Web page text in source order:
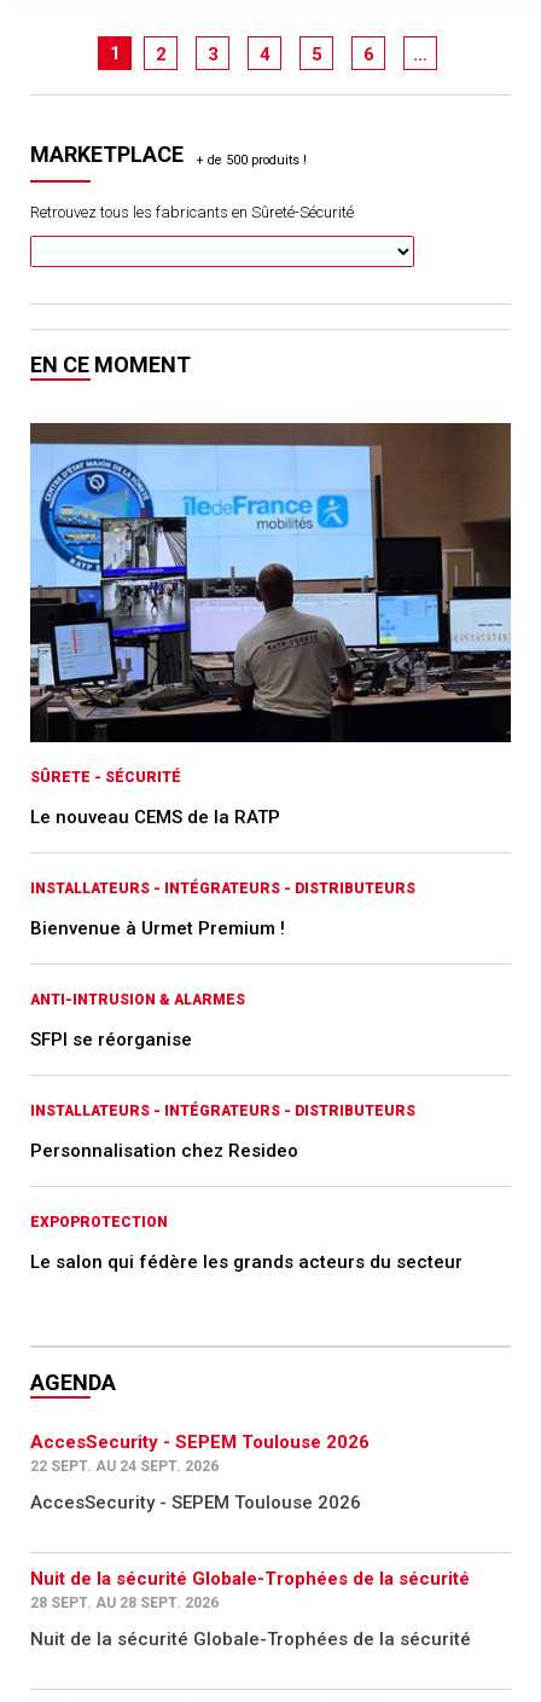
1 2 3 4 5 6 …
MARKETPLACE
Retrouvez tous les fabricants en Sûreté-Sécurité
EN CE MOMENT
SÛRETE - SÉCURITÉ
Le nouveau CEMS de la RATP
INSTALLATEURS - INTÉGRATEURS - DISTRIBUTEURS
Bienvenue à Urmet Premium !
ANTI-INTRUSION & ALARMES
SFPI se réorganise
INSTALLATEURS - INTÉGRATEURS - DISTRIBUTEURS
Personnalisation chez Resideo
EXPOPROTECTION
Le salon qui fédère les grands acteurs du secteur
AGENDA
AccesSecurity - SEPEM Toulouse 2026
22 SEPT. AU 24 SEPT. 2026
AccesSecurity - SEPEM Toulouse 2026
Nuit de la sécurité Globale-Trophées de la sécurité
28 SEPT. AU 28 SEPT. 2026
Nuit de la sécurité Globale-Trophées de la sécurité